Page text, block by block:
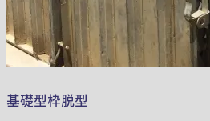
基礎型枠脱型